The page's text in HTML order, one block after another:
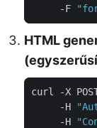
     -F
HTML
curl -X
     -H
     -H